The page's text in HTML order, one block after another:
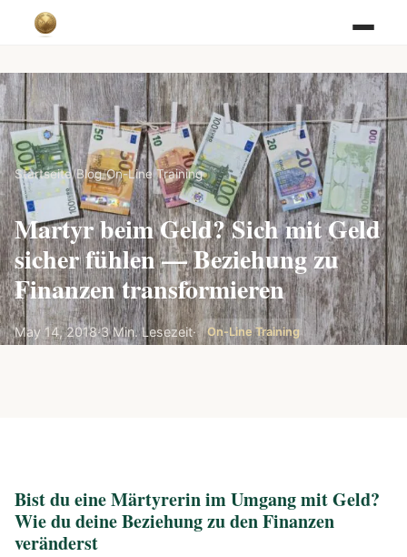
Startseite/Blog/On-Line Training
Martyr beim Geld? Sich mit Geld
sicher fühlen — Beziehung zu
Finanzen transformieren
May 14, 2018·3 Min. Lesezeit· On-Line Training
Bist du eine Märtyrerin im Umgang mit Geld?
Wie du deine Beziehung zu den Finanzen
veränderst